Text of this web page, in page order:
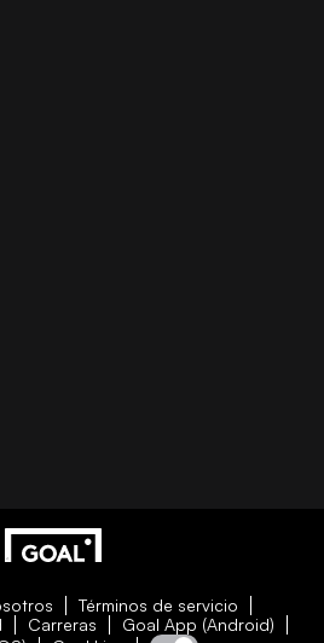
Términos de servicio
Carreras
Goal App (Android)